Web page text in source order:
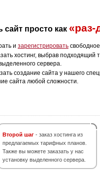
сайт просто как «раз-
и зарегистрировать
хостинг, выбрав подходящий
сервера.
создание сайта у нашего
сайта любой сложности.
Второй шаг - заказ хостинга из
предлагаемых тарифных планов.
Также вы можете заказать у нас
установку выделенного сервера.